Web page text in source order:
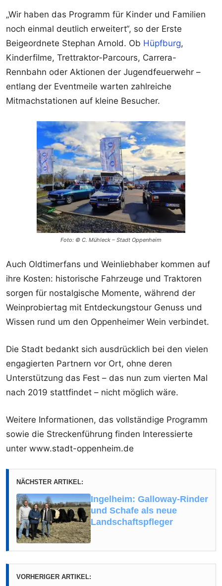
„Wir haben das Programm für Kinder und Familien
noch einmal deutlich erweitert“, so der Erste
Beigeordnete Stephan Arnold. Ob Hüpfburg,
Kinderfilme, Trettraktor-Parcours, Carrera-
Rennbahn oder Aktionen der Jugendfeuerwehr –
entlang der Eventmeile warten zahlreiche
Mitmachstationen auf kleine Besucher.
Foto: © C. Mühleck – Stadt Oppenheim
Auch Oldtimerfans und Weinliebhaber kommen auf
ihre Kosten: historische Fahrzeuge und Traktoren
sorgen für nostalgische Momente, während der
Weinprobiertag mit Entdeckungstour Genuss und
Wissen rund um den Oppenheimer Wein verbindet.
Die Stadt bedankt sich ausdrücklich bei den vielen
engagierten Partnern vor Ort, ohne deren
Unterstützung das Fest – das nun zum vierten Mal
nach 2019 stattfindet – nicht möglich wäre.
Weitere Informationen, das vollständige Programm
sowie die Streckenführung finden Interessierte
unter www.stadt-oppenheim.de
NÄCHSTER ARTIKEL:
Ingelheim: Galloway-Rinder
und Schafe als neue
Landschaftspfleger
VORHERIGER ARTIKEL: